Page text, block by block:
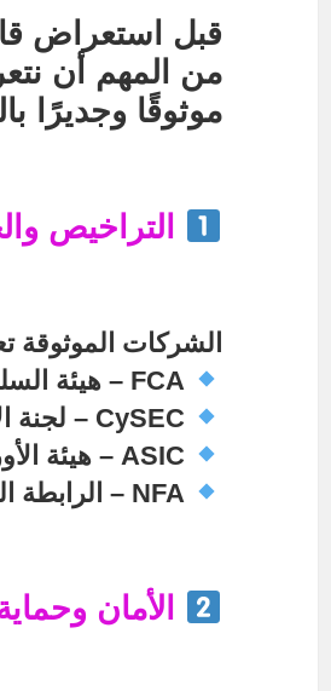
قبل استعراض
من المهم أن
موثوقًا وجديرًا
التراخيص
الشركات
FCA – هيئة السلوك المالي البريطانية
CySEC – لجنة الأوراق المالية والبورصة القبرصية
ASIC – هيئة الأوراق المالية والاستثمارات الأسترالية
NFA – الرابطة الوطنية للعقود الآجلة في الولايات المتحدة
الأمان